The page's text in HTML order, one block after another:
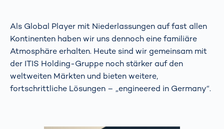
Als Global Player mit Niederlassungen auf fast allen
Kontinenten haben wir uns dennoch eine familiäre
Atmosphäre erhalten. Heute sind wir gemeinsam mit
der ITIS Holding-Gruppe noch stärker auf den
weltweiten Märkten und bieten weitere,
fortschrittliche Lösungen – „engineered in Germany“.